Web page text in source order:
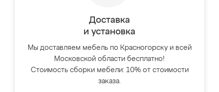
Доставка
и установка
Мы доставляем мебель по Красногорску и всей
Московской области бесплатно!
Стоимость сборки мебели: 10% от стоимости
заказа.